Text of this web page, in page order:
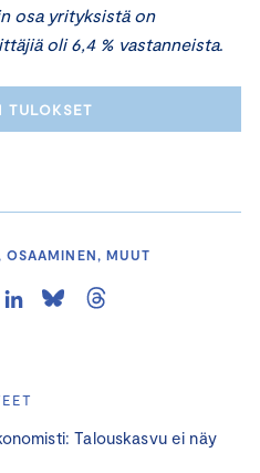
Talouskasvu ei näy
osa yrityksistä on
oli 6,4 % vastanneista.
TULOKSET
OSAAMINEN, MUUT